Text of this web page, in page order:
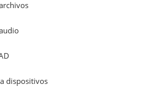
dispositivos